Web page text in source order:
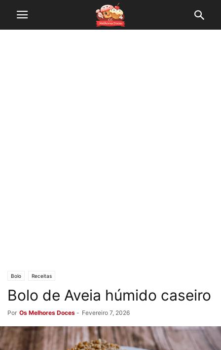
Bolo Receitas
Bolo de Aveia húmido caseiro
Por Os Melhores Doces - Fevereiro 7, 2026